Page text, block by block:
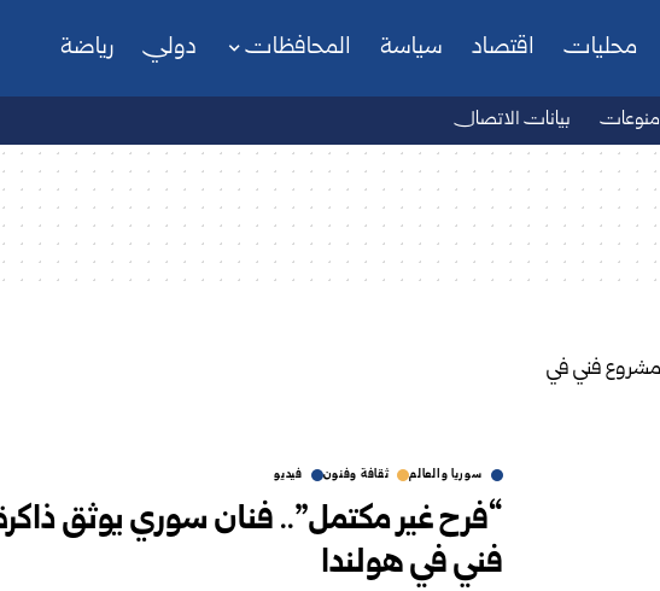
محليات اقتصاد سياسة المحافظات دولي رياضة
منوعات بيانات الاتصال
سوريا والعالم ثقافة وفنون فيديو
“فرح غير مكتمل”.. فنان سوري يوثق
فني في هولندا